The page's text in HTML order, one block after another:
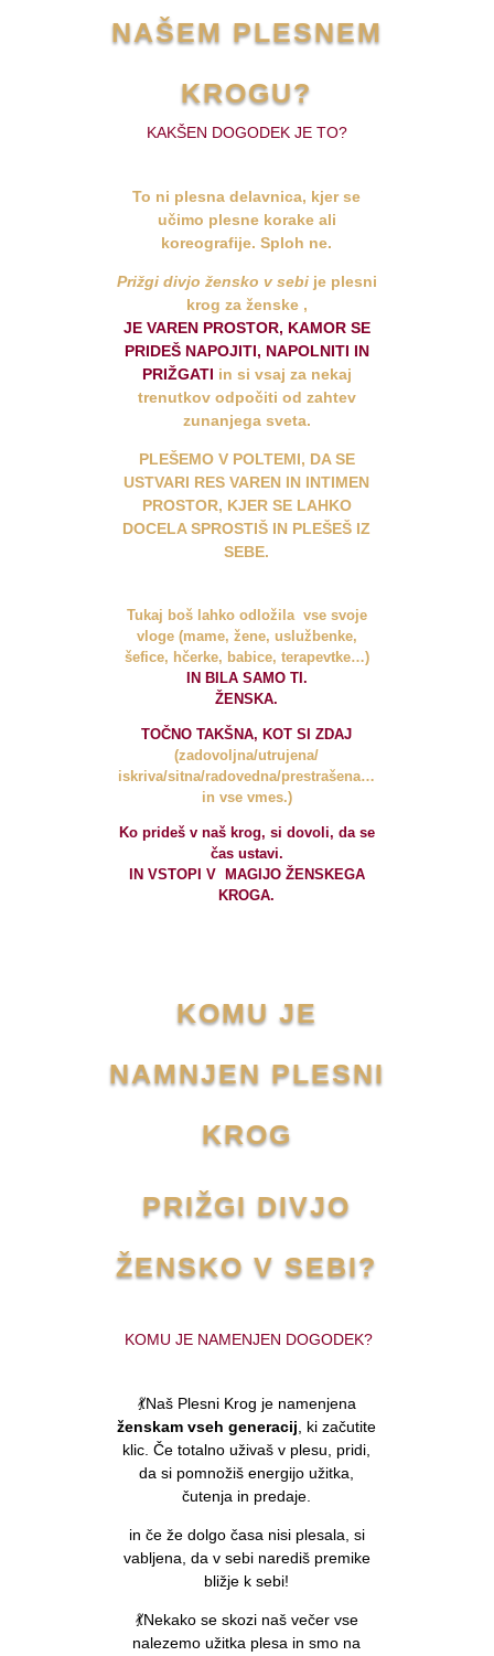
NAŠEM PLESNEM
KROGU?
KAKŠEN DOGODEK JE TO?
To ni plesna delavnica, kjer se
učimo plesne korake ali
koreografije. Sploh ne.
Prižgi divjo žensko v sebi je plesni
krog za ženske ,
JE VAREN PROSTOR, KAMOR SE
PRIDEŠ NAPOJITI, NAPOLNITI IN
PRIŽGATI in si vsaj za nekaj
trenutkov odpočiti od zahtev
zunanjega sveta.
PLEŠEMO V POLTEMI, DA SE
USTVARI RES VAREN IN INTIMEN
PROSTOR, KJER SE LAHKO
DOCELA SPROSTIŠ IN PLEŠEŠ IZ
SEBE.
Tukaj boš lahko odložila vse svoje
vloge(mame, žene, uslužbenke,
šefice, hčerke, babice, terapevtke…)
IN BILA SAMO TI.
ŽENSKA.
TOČNO TAKŠNA, KOT SI ZDAJ
(zadovoljna/utrujena/
iskriva/sitna/radovedna/prestrašena…
in vse vmes.)
Ko prideš v naš krog, si dovoli, da se
čas ustavi.
IN VSTOPI V MAGIJO ŽENSKEGA
KROGA.
KOMU JE
NAMNJEN PLESNI
KROG
PRIŽGI DIVJO
ŽENSKO V SEBI?
KOMU JE NAMENJEN DOGODEK?
💃Naš Plesni Krog je namenjena
ženskam vseh generacij , ki začutite
klic. Če totalno uživaš v plesu, pridi,
da si pomnožiš energijo užitka,
čutenja in predaje.
in če že dolgo časa nisi plesala, si
vabljena, da v sebi narediš premike
bližje k sebi!
💃Nekako se skozi naš večer vse
nalezemo užitka plesa in smo na